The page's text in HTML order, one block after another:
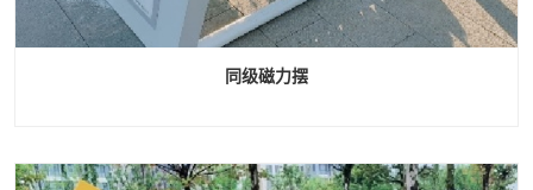
同级磁力摆